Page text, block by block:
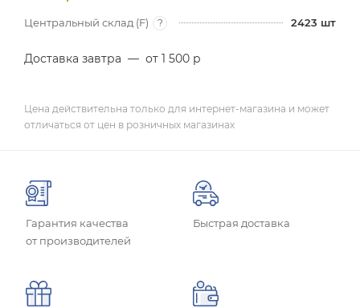
Центральный склад (F) ? 2423 шт
Доставка завтра — от 1 500 р
Цена действительна только для интернет-магазина и может
отличаться от цен в розничных магазинах
Гарантия качества
от производителей
Быстрая доставка